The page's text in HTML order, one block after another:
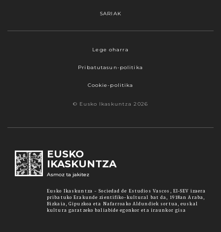
SARIAK
Lege oharra
Pribatutasun-politika
Cookie-politika
© Eusko Ikaskuntza 2026
EUSKO
IKASKUNTZA
Asmoz ta jakitez
Eusko Ikaskuntza - Sociedad de Estudios Vascos, EI-SEV izaera
pribatuko Erakunde zientifiko-kultural bat da, 1918an Araba,
Bizkaia, Gipuzkoa eta Nafarroako Aldundiek sortua, euskal
kultura garatzeko baliabide egonkor eta iraunkor gisa
Webgune honek cookieak erabiltzen ditu,
nabigatzeko nahiago duzun cookie aukera.
Guztiz desaktibatzea ere hauta dezakezu.
"konfigurazioa" aukeran. "Onartzen dut" botoia
cookie politika onartzen duzula adierazten ari
gehiago lortzeko.
Onartu